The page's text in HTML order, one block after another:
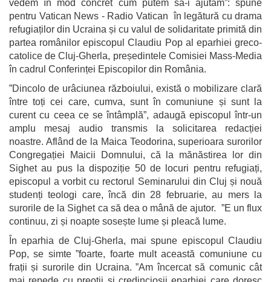
vedem în mod concret cum putem să-i ajutăm”: spune
pentru Vatican News - Radio Vatican în legătură cu drama
refugiaților din Ucraina și cu valul de solidaritate primită din
partea românilor episcopul Claudiu Pop al eparhiei greco-
catolice de Cluj-Gherla, președintele Comisiei Mass-Media
în cadrul Conferinței Episcopilor din România.
”Dincolo de urâciunea războiului, există o mobilizare clară
între toți cei care, cumva, sunt în comuniune și sunt la
curent cu ceea ce se întâmplă”, adaugă episcopul într-un
amplu mesaj audio transmis la solicitarea redacției
noastre. Aflând de la Maica Teodorina, superioara surorilor
Congregației Maicii Domnului, că la mănăstirea lor din
Sighet au pus la dispoziție 50 de locuri pentru refugiați,
episcopul a vorbit cu rectorul Seminarului din Cluj și nouă
studenți teologi care, încă din 28 februarie, au mers la
surorile de la Sighet ca să dea o mână de ajutor. ”E un flux
continuu, zi și noapte sosește lume și pleacă lume.
În eparhia de Cluj-Gherla, mai spune episcopul Claudiu
Pop, se simte ”foarte, foarte mult această comuniune cu
frații și surorile din Ucraina. ”Am încercat să comunic cât